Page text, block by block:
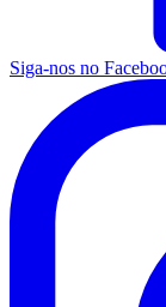
Siga-nos no